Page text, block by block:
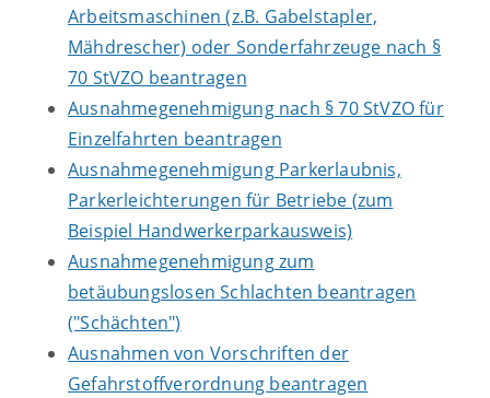
Arbeitsmaschinen (z.B. Gabelstapler,
Mähdrescher) oder Sonderfahrzeuge nach §
70 StVZO beantragen
Ausnahmegenehmigung nach § 70 StVZO für
Einzelfahrten beantragen
Ausnahmegenehmigung Parkerlaubnis,
Parkerleichterungen für Betriebe (zum
Beispiel Handwerkerparkausweis)
Ausnahmegenehmigung zum
betäubungslosen Schlachten beantragen
("Schächten")
Ausnahmen von Vorschriften der
Gefahrstoffverordnung beantragen